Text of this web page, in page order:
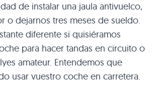
de instalar una jaula antivuelco,
o dejarnos tres meses de sueldo.
diferente si quisiéramos
para hacer tandas en circuito o
amateur. Entendemos que
usar vuestro coche en carretera.